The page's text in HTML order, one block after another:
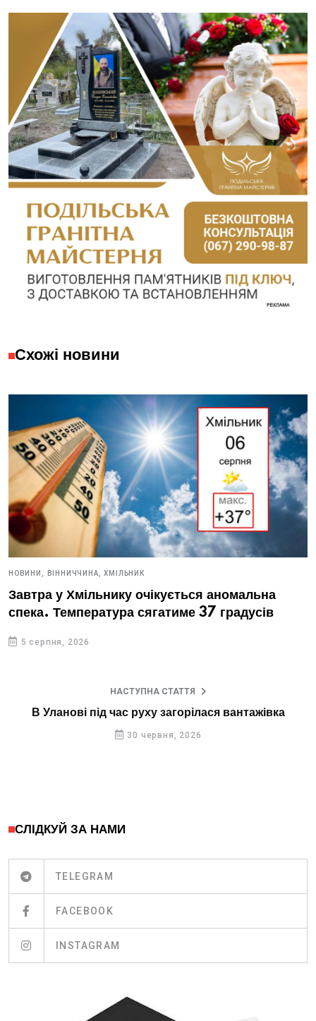
Схожі новини
НОВИНИ, ВІННИЧЧИНА, ХМІЛЬНИК
Завтра у Хмільнику очікується аномальна
спека. Температура сягатиме 37 градусів
5 серпня, 2026
НАСТУПНА СТАТТЯ
В Уланові під час руху загорілася вантажівка
30 червня, 2026
СЛІДКУЙ ЗА НАМИ
TELEGRAM
FACEBOOK
INSTAGRAM